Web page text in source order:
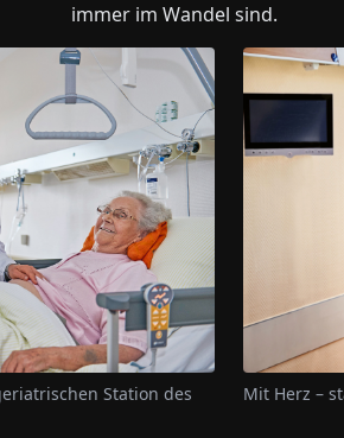
immer im Wandel sind.
Station des
Mit Herz –